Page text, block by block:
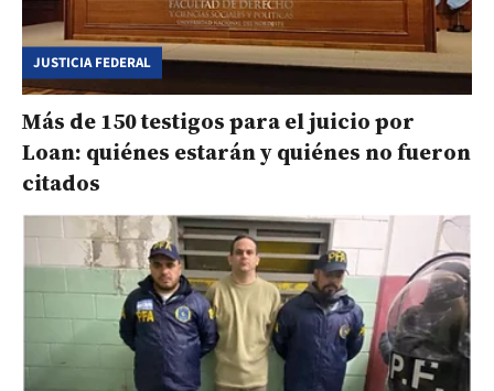
JUSTICIA FEDERAL
Más de 150 testigos para el juicio por
Loan: quiénes estarán y quiénes no fueron
citados